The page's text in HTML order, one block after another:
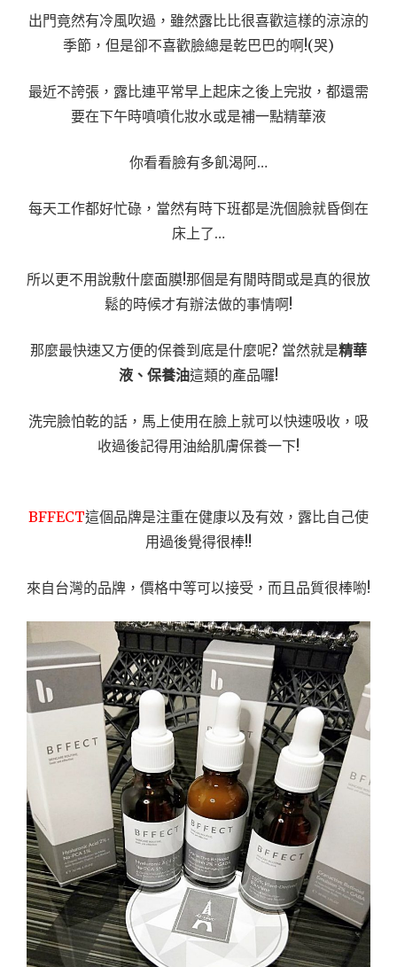
出門竟然有冷風吹過，雖然露比比很喜歡這樣的涼涼的
季節，但是卻不喜歡臉總是乾巴巴的啊!(哭)
最近不誇張，露比連平常早上起床之後上完妝，都還需
要在下午時噴噴化妝水或是補一點精華液
你看看臉有多飢渴阿…
每天工作都好忙碌，當然有時下班都是洗個臉就昏倒在
床上了…
所以更不用說敷什麼面膜!那個是有閒時間或是真的很放
鬆的時候才有辦法做的事情啊!
那麼最快速又方便的保養到底是什麼呢? 當然就是精華
液、保養油這類的產品囉!
洗完臉怕乾的話，馬上使用在臉上就可以快速吸收，吸
收過後記得用油給肌膚保養一下!
BFFECT這個品牌是注重在健康以及有效，露比自己使
用過後覺得很棒!!
來自台灣的品牌，價格中等可以接受，而且品質很棒喲!